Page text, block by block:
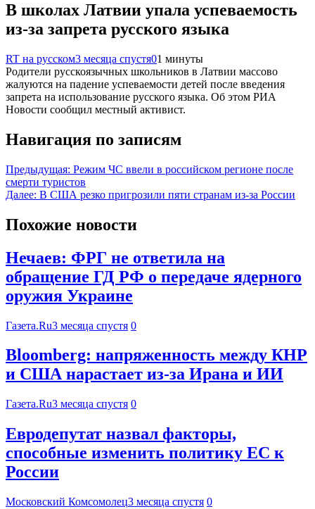
В школах Латвии упала успеваемость
из-за запрета русского языка
RT на русском3 месяца спустя01 минуты
Родители русскоязычных школьников в Латвии массово
жалуются на падение успеваемости детей после введения
запрета на использование русского языка. Об этом РИА
Новости сообщил местный активист.
Навигация по записям
Предыдущая: Режим ЧС ввели в российском регионе после
смерти туристов
Далее: В США резко пригрозили пяти странам из-за России
Похожие новости
Нечаев: ФРГ не ответила на
обращение ГД РФ о передаче ядерного
оружия Украине
Газета.Ru3 месяца спустя 0
Bloomberg: напряженность между КНР
и США нарастает из-за Ирана и ИИ
Газета.Ru3 месяца спустя 0
Евродепутат назвал факторы,
способные изменить политику ЕС к
России
Московский Комсомолец3 месяца спустя 0